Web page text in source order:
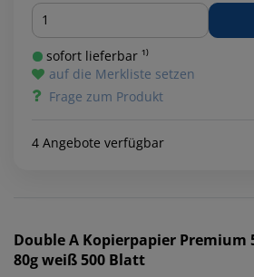
Menge
sofort lieferbar ¹⁾
auf die Merkliste setzen
Frage zum Produkt
4 Angebote verfügbar
Double A Kopierpapier Premium
80g weiß 500 Blatt